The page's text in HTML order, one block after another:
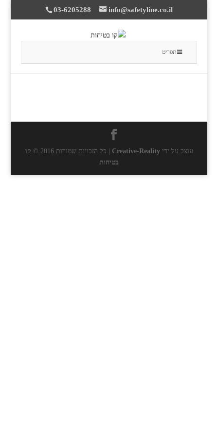
03-6205288 info@safetyline.co.il
תפריט
עוצב על ידיCreative-Reality | כל הזכויות שמורות 2016 ©
קו
בטיחות